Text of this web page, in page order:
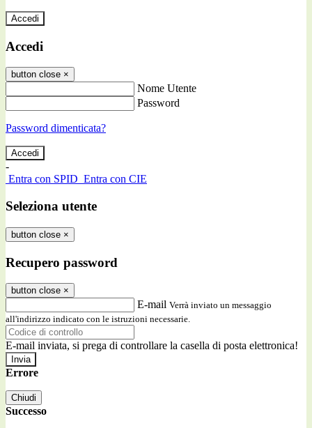
Accedi
Accedi
button close ×
Nome Utente
Password
Password dimenticata?
-
Entra con SPID Entra con CIE
Seleziona utente
button close ×
Recupero password
button close ×
E-mail Verrà inviato un messaggio
all'indirizzo indicato con le istruzioni necessarie.
E-mail inviata, si prega di controllare la casella di posta elettronica!
Errore
Chiudi
Successo